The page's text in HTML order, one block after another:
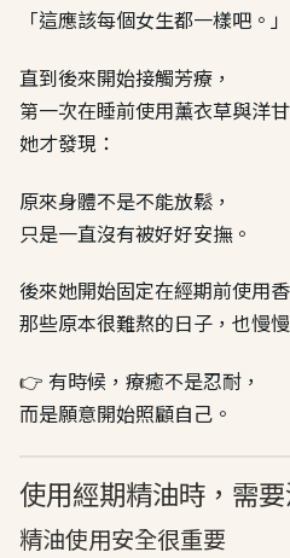
「這應該每個女生都一樣吧。」
直到後來開始接觸芳療，
第一次在睡前使用薰衣草與洋
她才發現：
原來身體不是不能放鬆，
只是一直沒有被好好安撫。
後來她開始固定在經期前使用
那些原本很難熬的日子，也慢
👉 有時候，療癒不是忍耐，
而是願意開始照顧自己。
使用經期精油時，需
精油使用安全很重要